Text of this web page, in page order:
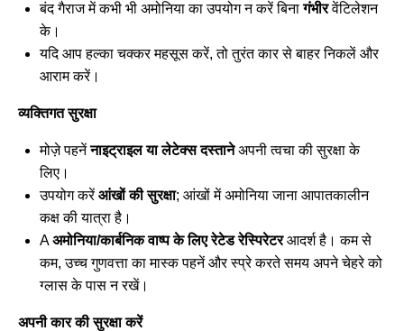
बंद गैराज में कभी भी अमोनिया का उपयोग न करें बिनागंभीरवेंटिलेशन
के।
यदि आप हल्का चक्कर महसूस करें, तो तुरंत कार से बाहर निकलें और
आराम करें।
व्यक्तिगत सुरक्षा
मोज़े पहनेंनाइट्राइल या लेटेक्स दस्तानेअपनी त्वचा की सुरक्षा के
लिए।
उपयोग करेंआंखों की सुरक्षा; आंखों में अमोनिया जाना आपातकालीन
कक्ष की यात्रा है।
Aअमोनिया/कार्बनिक वाष्प के लिए रेटेड रेस्पिरेटरआदर्श है। कम से
कम, उच्च गुणवत्ता का मास्क पहनें और स्प्रे करते समय अपने चेहरे को
ग्लास के पास न रखें।
अपनी कार की सुरक्षा करें